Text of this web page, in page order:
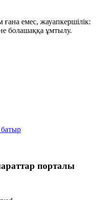
емес, жауапкершілік:
болашаққа ұмтылу.
порталы